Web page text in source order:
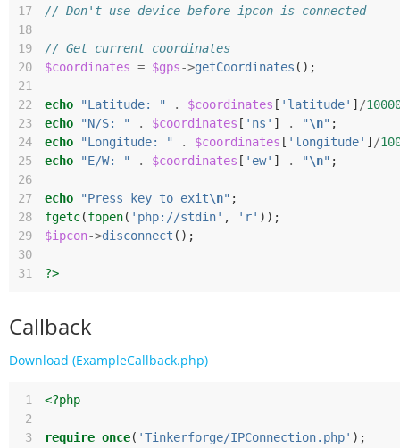
17
// Don't use device before ipcon is connected
18
19
// Get current coordinates
20
$coordinates = $gps->getCoordinates ();
21
22
echo "Latitude: " . $coordinates [ 'latitude' ] /
23
echo "N/S: " . $coordinates [ 'ns' ] . "\n" ;
24
echo "Longitude: " . $coordinates [ 'longitude' ] /
25
echo "E/W: " . $coordinates [ 'ew' ] . "\n" ;
26
27
echo "Press key to exit\n" ;
28
fgetc(fopen( 'php://stdin' , 'r' ));
29
$ipcon->disconnect ();
30
31
?>
Callback
Download (ExampleCallback.php)
1
<?php
2
3
require_once( 'Tinkerforge/IPConnection.php' );